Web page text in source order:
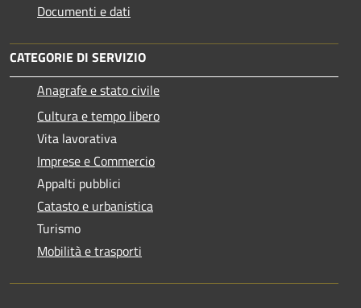
Documenti e dati
CATEGORIE DI SERVIZIO
Anagrafe e stato civile
Cultura e tempo libero
Vita lavorativa
Imprese e Commercio
Appalti pubblici
Catasto e urbanistica
Turismo
Mobilità e trasporti